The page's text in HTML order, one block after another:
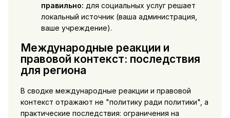
правильно: для социальных услуг решает
локальный источник (ваша администрация,
ваше учреждение).
Международные реакции и
правовой контекст: последствия
для региона
В сводке международные реакции и правовой
контекст отражают не "политику ради политики", а
практические последствия: ограничения на